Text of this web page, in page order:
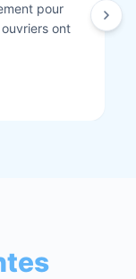
réalisés.
et
pouvez y